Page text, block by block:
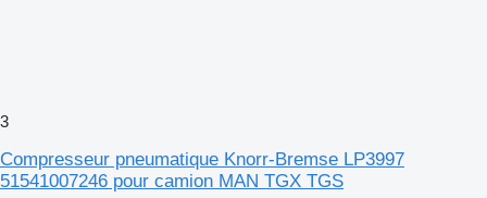
3
Compresseur pneumatique Knorr-Bremse LP3997
51541007246 pour camion MAN TGX TGS